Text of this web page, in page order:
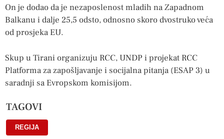
On je dodao da je nezaposlenost mladih na Zapadnom
Balkanu i dalje 25,5 odsto, odnosno skoro dvostruko veća
od prosjeka EU.
Skup u Tirani organizuju RCC, UNDP i projekat RCC
Platforma za zapošljavanje i socijalna pitanja (ESAP 3) u
saradnji sa Evropskom komisijom.
TAGOVI
REGIJA